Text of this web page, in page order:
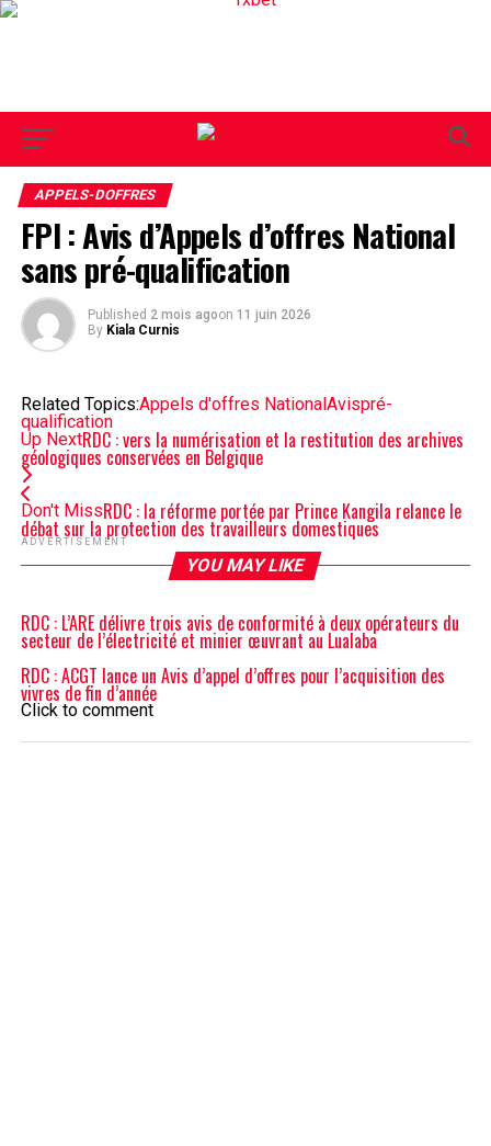
APPELS-DOFFRES
FPI : Avis d’Appels d’offres National
sans pré-qualification
Published 2 mois agoon 11 juin 2026
By Kiala Curnis
Related Topics:Appels d'offres NationalAvispré-
qualification
Up NextRDC : vers la numérisation et la restitution des archives
géologiques conservées en Belgique
Don't MissRDC : la réforme portée par Prince Kangila relance le
débat sur la protection des travailleurs domestiques
ADVERTISEMENT
YOU MAY LIKE
RDC : L’ARE délivre trois avis de conformité à deux opérateurs du
secteur de l’électricité et minier œuvrant au Lualaba
RDC : ACGT lance un Avis d’appel d’offres pour l’acquisition des
vivres de fin d’année
Click to comment